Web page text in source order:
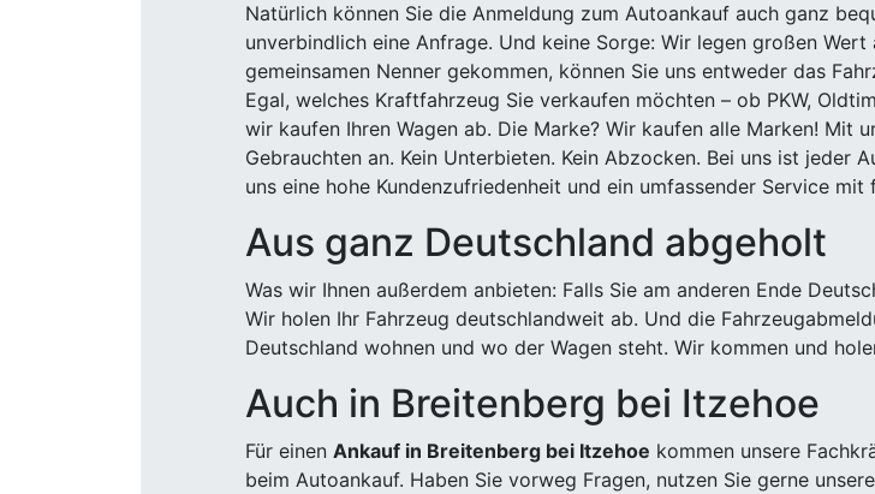
Natürlich können Sie die Anmeldung zum Autoankauf auch ganz
unverbindlich eine Anfrage. Und keine Sorge: Wir legen großen
gemeinsamen Nenner gekommen, können Sie uns entweder das
Egal, welches Kraftfahrzeug Sie verkaufen möchten – ob PKW,
wir kaufen Ihren Wagen ab. Die Marke? Wir kaufen alle Marken! Mit
Gebrauchten an. Kein Unterbieten. Kein Abzocken. Bei uns ist jeder
uns eine hohe Kundenzufriedenheit und ein umfassender Service
Aus ganz Deutschland abgeholt
Was wir Ihnen außerdem anbieten: Falls Sie am anderen Ende
Wir holen Ihr Fahrzeug deutschlandweit ab. Und die
Deutschland wohnen und wo der Wagen steht. Wir kommen und
Auch in Breitenberg bei Itzehoe
Für einen Ankauf in Breitenberg bei Itzehoe kommen unsere
beim Autoankauf. Haben Sie vorweg Fragen, nutzen Sie gerne